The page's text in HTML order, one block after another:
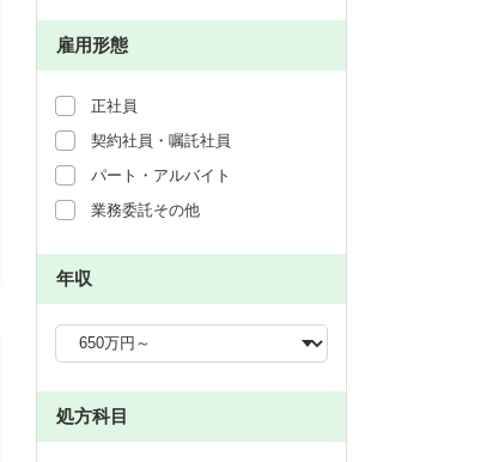
雇用形態
正社員
契約社員・嘱託社員
パート・アルバイト
業務委託その他
年収
処方科目